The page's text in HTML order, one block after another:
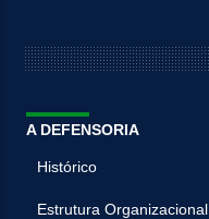
A DEFENSORIA
Histórico
Estrutura Organizacional